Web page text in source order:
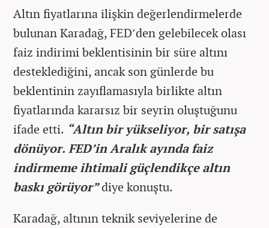
Altın fiyatlarına ilişkin değerlendirmelerde
bulunan Karadağ, FED’den gelebilecek olası
faiz indirimi beklentisinin bir süre altını
desteklediğini, ancak son günlerde bu
beklentinin zayıflamasıyla birlikte altın
fiyatlarında kararsız bir seyrin oluştuğunu
ifade etti. “Altın bir yükseliyor, bir satışa
dönüyor. FED’in Aralık ayında faiz
indirmeme ihtimali güçlendikçe altın
baskı görüyor”diye konuştu.
Karadağ, altının teknik seviyelerine de